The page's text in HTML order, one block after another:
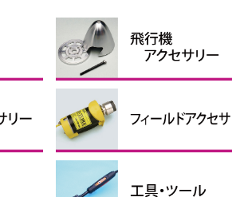
スピンナー
エンジン関連用品
引込脚
固定脚＆尾輪
ホイルパンツ
ホイルストッパー
タイヤ
燃料タンク
エンジンマウント
給油関係小物
その他
サーボギア・サーボホーン
サーボアクセサリー
コネクター（サーボ関連）
延長コード
プラグヒート用品
スターター
燃料ポンプ